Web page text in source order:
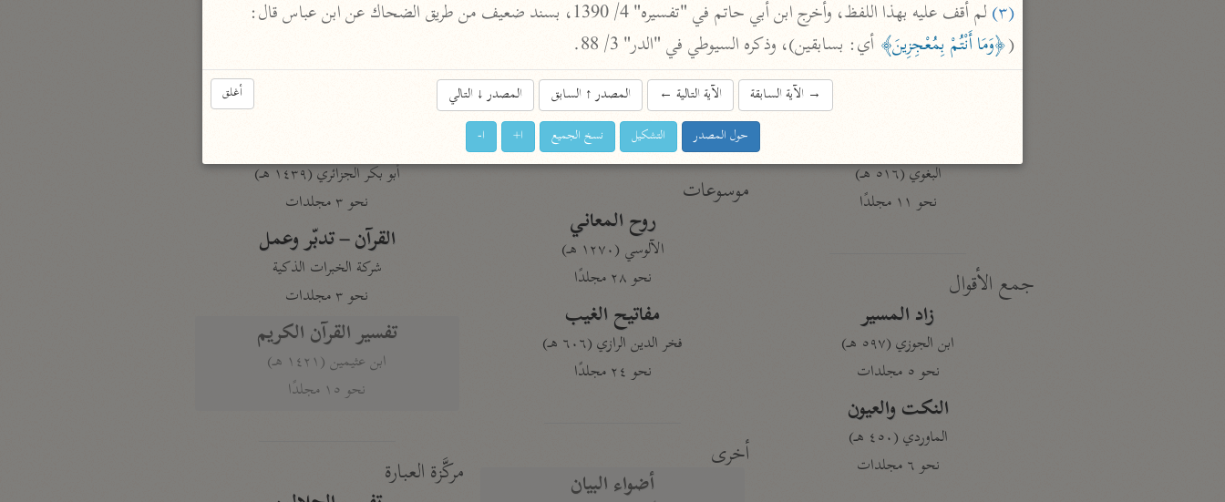
نحو ١٩ مجلدًا
الجامع لأحكام القرآن
البغوي (٥١٦ هـ)
نحو ١١ مجلدًا
جمع الأقوال
زاد المسير
ابن الجوزي (٥٩٧ هـ)
نحو ٥ مجلدات
النكت والعيون
الماوردي (٤٥٠ هـ)
نحو ٦ مجلدات
نحو ١١ مجلدًا
التسهيل لعلوم التنزيل
ابن جُزَيّ (٧٤١ هـ)
نحو ٣ مجلدات
موسوعات
روح المعاني
الآلوسي (١٢٧٠ هـ)
نحو ٢٨ مجلدًا
مفاتيح الغيب
فخر الدين الرازي (٦٠٦ هـ)
نحو ٢٤ مجلدًا
أخرى
أضواء البيان
نحو مجلد
أبو بكر الجزائري (١٤٣٩ هـ)
نحو ٣ مجلدات
القرآن – تدبّر وعمل
شركة الخبرات الذكية
نحو ٣ مجلدات
تفسير القرآن الكريم
ابن عثيمين (١٤٢١ هـ)
نحو ١٥ مجلدًا
مركَّزة العبارة
(٣)
(﴿وَمَا أَنْتُمْ بِمُعْجِزِينَ﴾ أي: بسابقين)، وذكره السيوطي في "الدر" 3/ 88.
أغلق →الآية السابقة الآية التالية ← المصدر↑السابق المصدر↓التالي
حول المصدر التشكيل نسخ الجميع ا+ ا-